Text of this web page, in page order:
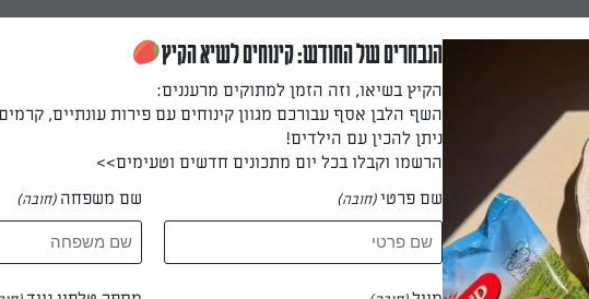
אפי ברמי
הנבחרים של החודש: קינוחים לשיא הקיץ
הקיץ בשיאו, וזה הזמן למתוקים מרעננים:
השף הלבן אסף עבורכם מגוון קינוחים עם פירות עונתיים,
ניתן להכין עם הילדים!
הרשמו וקבלו בכל יום מתכונים חדשים וטעימים>>
שם פרטי(חובה) שם משפחה (חובה)